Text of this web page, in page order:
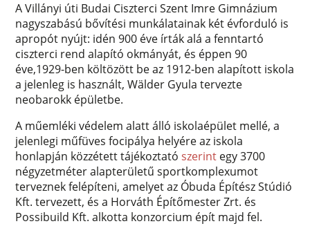
A Villányi úti Budai Ciszterci Szent Imre Gimnázium
nagyszabású bővítési munkálatainak két évforduló is
apropót nyújt: idén 900 éve írták alá a fenntartó
ciszterci rend alapító okmányát, és éppen 90
éve,1929-ben költözött be az 1912-ben alapított iskola
a jelenleg is használt, Wälder Gyula tervezte
neobarokk épületbe.
A műemléki védelem alatt álló iskolaépület mellé, a
jelenlegi műfüves focipálya helyére az iskola
honlapján közzétett tájékoztatószerint egy 3700
négyzetméter alapterületű sportkomplexumot
terveznek felépíteni, amelyet az Óbuda Építész Stúdió
Kft. tervezett, és a Horváth Építőmester Zrt. és
Possibuild Kft. alkotta konzorcium épít majd fel.